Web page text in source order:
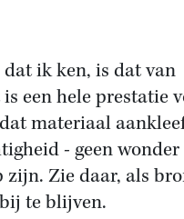
ik ken, is dat van
een hele prestatie
materiaal
- geen
Zie daar, als
te blijven.